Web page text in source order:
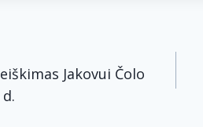
Jakovui Čolo